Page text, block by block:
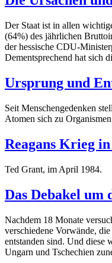
Der Staat ist in allen
(64%) des jährlichen
der hessische CDU-
Dementsprechend hat sich
Ursprung und
Seit Menschengedenken
Atomen sich zu
Reagans Krieg
Ted Grant, im April 1984.
Das Debakel um
Nachdem 18 Monate
verschiedene Vorwände,
entstanden sind. Und diese
Ungarn und Tschechien